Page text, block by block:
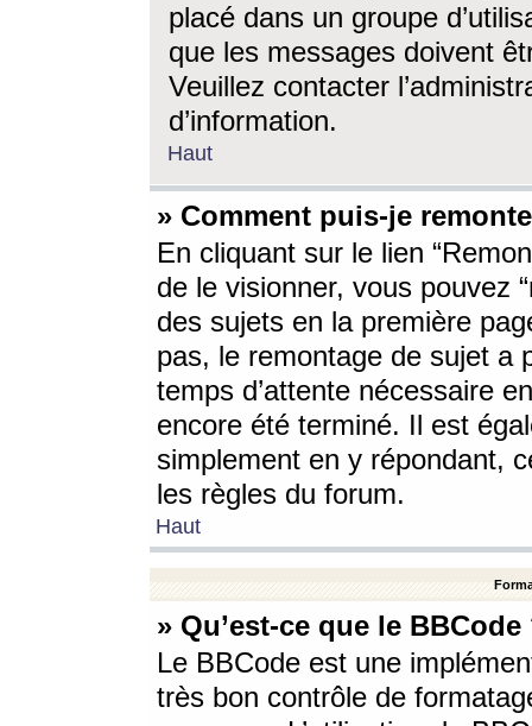
placé dans un groupe
que les messages doivent
Veuillez contacter
d’information.
Haut
» Comment puis-je
En cliquant sur le lien
de le visionner, vous pouvez
des sujets en la première
pas, le remontage de sujet a
temps d’attente nécessaire
encore été terminé. Il est
simplement en y répondant,
les règles du forum.
Haut
» Qu’est-ce que le BBCode
Le BBCode est une
très bon contrôle de